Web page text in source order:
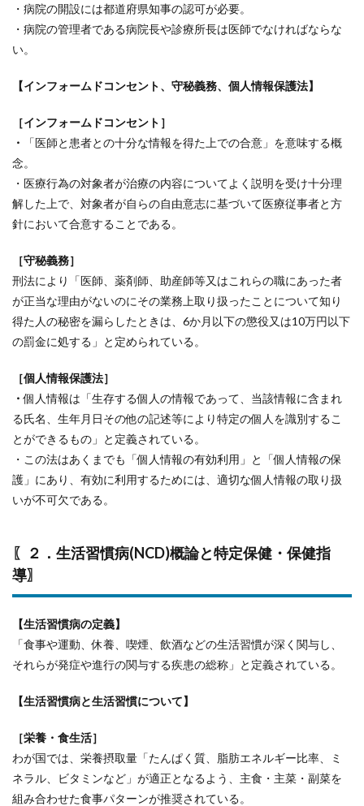
・病院の開設には都道府県知事の認可が必要。
・病院の管理者である病院長や診療所長は医師でなければならな
い。
【インフォームドコンセント、守秘義務、個人情報保護法】
［インフォームドコンセント］
・
「医師と患者との十分な情報を得た上での合意」を意味する概
念。
・医療行為の対象者が治療の内容についてよく説明を受け十分理
解した上で、対象者が自らの自由意志に基づいて医療従事者と方
針において合意することである。
［守秘義務］
刑法により「医師、薬剤師、助産師等又はこれらの職にあった者
が正当な理由がないのにその業務上取り扱ったことについて知り
得た人の秘密を漏らしたときは、6か月以下の懲役又は10万円以下
の罰金に処する」と定められている。
［個人情報保護法］
・個人情報は「生存する個人の情報であって、当該情報に含まれ
る氏名、生年月日その他の記述等により特定の個人を識別するこ
とができるもの」と定義されている。
・この法はあくまでも「個人情報の有効利用」と「個人情報の保
護」にあり、有効に利用するためには、適切な個人情報の取り扱
いが不可欠である。
〖２．生活習慣病(NCD)概論と特定保健・保健指
導〗
【生活習慣病の定義】
「食事や運動、休養、喫煙、飲酒などの生活習慣が深く関与し、
それらが発症や進行の関与する疾患の総称」と定義されている。
【生活習慣病と生活習慣について】
［栄養・食生活］
わが国では、栄養摂取量「たんぱく質、脂肪エネルギー比率、ミ
ネラル、ビタミンなど」が適正となるよう、主食・主菜・副菜を
組み合わせた食事パターンが推奨されている。